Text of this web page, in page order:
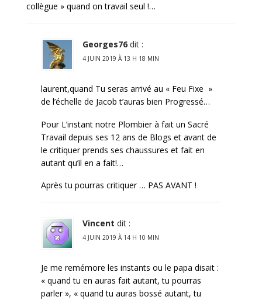
collègue » quand on travail seul !…
Georges76 dit :
4 JUIN 2019 À 13 H 18 MIN
laurent,quand Tu seras arrivé au « Feu Fixe »
de l’échelle de Jacob t’auras bien Progressé…
Pour L’instant notre Plombier à fait un Sacré
Travail depuis ses 12 ans de Blogs et avant de
le critiquer prends ses chaussures et fait en
autant qu’il en a fait!…
Après tu pourras critiquer … PAS AVANT !
Vincent dit :
4 JUIN 2019 À 14 H 10 MIN
Je me remémore les instants ou le papa disait :
« quand tu en auras fait autant, tu pourras
parler », « quand tu auras bossé autant, tu